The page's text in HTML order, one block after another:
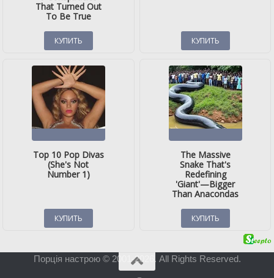
Порція настрою © 2001-2026. All Rights Reserved.